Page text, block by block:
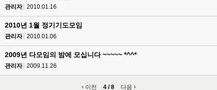
관리자 2010.01.16
2010년 1월 정기기도모임
관리자 2010.01.06
2009년 다모임의 밤에 모십니다 ~~~~~ *^^*
관리자 2009.11.26
이전 4 / 8 다음